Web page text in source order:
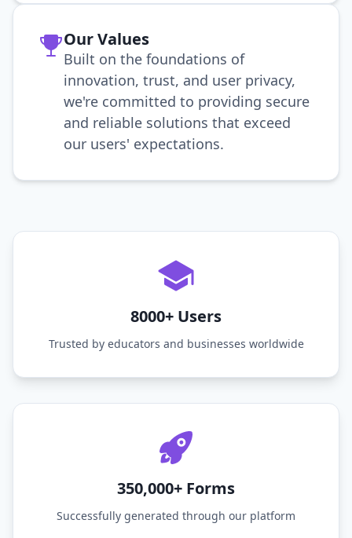
Our Values
Built on the foundations of
innovation, trust, and user privacy,
we're committed to providing secure
and reliable solutions that exceed
our users' expectations.
8000+ Users
Trusted by educators and businesses worldwide
350,000+ Forms
Successfully generated through our platform